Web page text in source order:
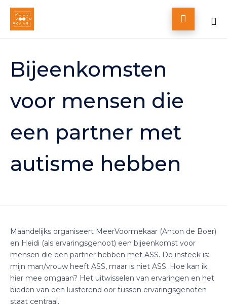

content
Bijeenkomsten
voor mensen die
een partner met
autisme hebben
Maandelijks organiseert MeerVoormekaar (Anton de Boer)
en Heidi (als ervaringsgenoot) een bijeenkomst voor
mensen die een partner hebben met ASS. De insteek is:
mijn man/vrouw heeft ASS, maar is niet ASS. Hoe kan ik
hier mee omgaan? Het uitwisselen van ervaringen en het
bieden van een luisterend oor tussen ervaringsgenoten
staat centraal.